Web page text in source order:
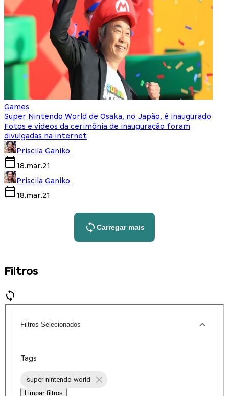
Games
Super Nintendo World de Osaka, no Japão, é inaugurado
Fotos e vídeos da cerimônia de inauguração foram
divulgadas na internet
Priscila Ganiko
18.mar.21
Priscila Ganiko
18.mar.21
Carregar mais
Filtros
Filtros Selecionados
Tags
super-nintendo-world
Limpar filtros